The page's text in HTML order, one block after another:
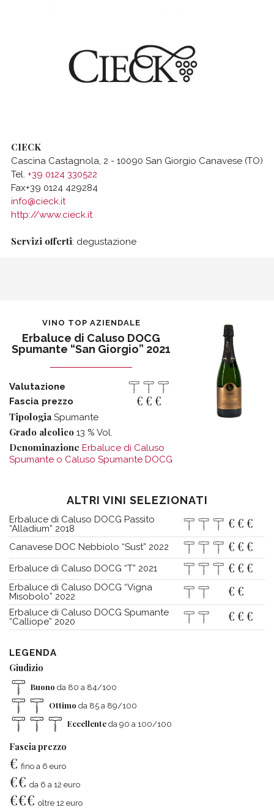
CIECK
Cascina Castagnola, 2 - 10090 San Giorgio Canavese (TO)
Tel. +39 0124 330522
Fax+39 0124 429284
info@cieck.it
http://www.cieck.it
Servizi offerti: degustazione
VINO TOP AZIENDALE
Erbaluce di Caluso DOCG
Spumante “San Giorgio” 2021
Valutazione
Fascia prezzo
€€€
Tipologia Spumante
Grado alcolico 13 % Vol.
Denominazione Erbaluce di Caluso
Spumante o Caluso Spumante DOCG
ALTRI VINI SELEZIONATI
Erbaluce di Caluso DOCG Passito
“Alladium” 2018
€€€
Canavese DOC Nebbiolo “Sust” 2022 €€€
Erbaluce di Caluso DOCG “T” 2021 €€€
Erbaluce di Caluso DOCG “Vigna
Misobolo” 2022
€€
Erbaluce di Caluso DOCG Spumante
“Calliope” 2020
€€€
LEGENDA
Giudizio
Buono da 80 a 84/100
Ottimo da 85 a 89/100
Eccellente da 90 a 100/100
Fascia prezzo
€ fino a 6 euro
€€ da 6 a 12 euro
€€€ oltre 12 euro